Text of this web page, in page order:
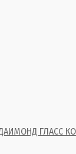
ГЛАСС